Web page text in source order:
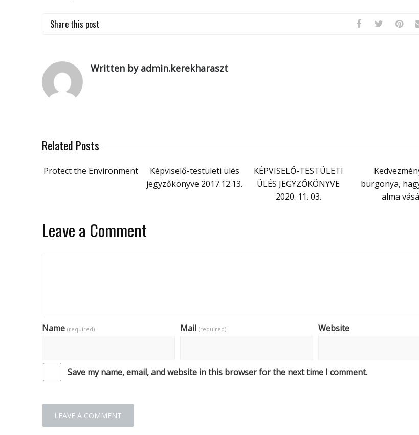
Share this post
Written by admin.kerekharaszt
Related Posts
Protect the Environment
Képviselő-testületi ülés
jegyzőkönyve 2017.12.13.
KÉPVISELŐ-TESTÜLETI
ÜLÉS JEGYZŐKÖNYVE
2020. 11. 03.
burgonya,
alma
Leave a Comment
Name (required) Mail (required) Website
Save my name, email, and website in this browser for the next time I comment.